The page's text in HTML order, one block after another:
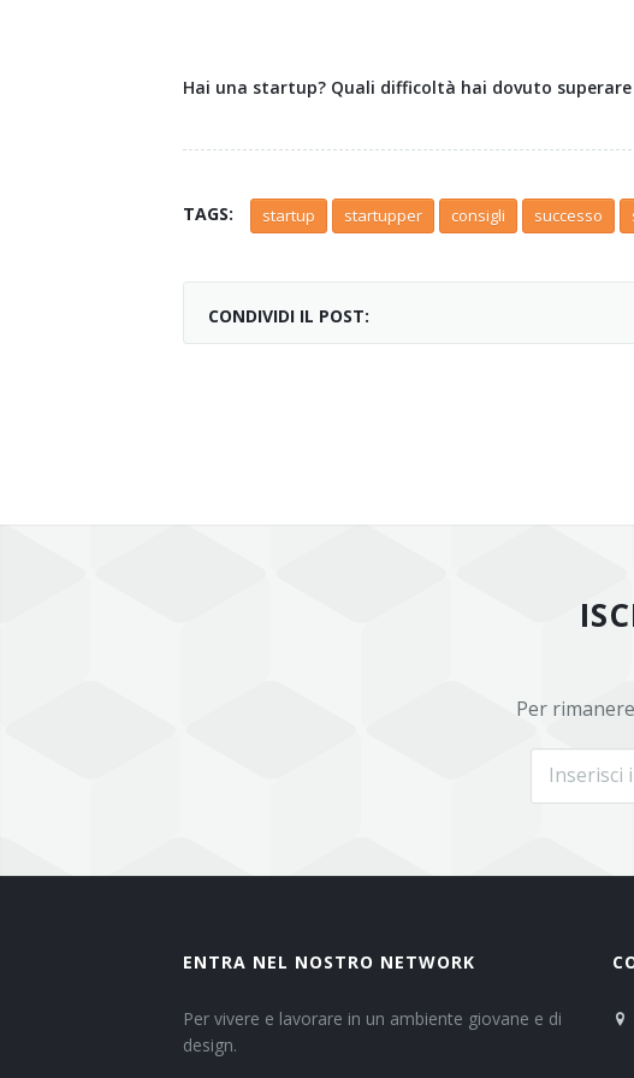
Hai una startup? Quali difficoltà hai dovuto
TAGS: startup startupper consigli successo
CONDIVIDI IL POST:
Per
ENTRA NEL NOSTRO NETWORK
Per vivere e lavorare in un ambiente giovane e di
design.